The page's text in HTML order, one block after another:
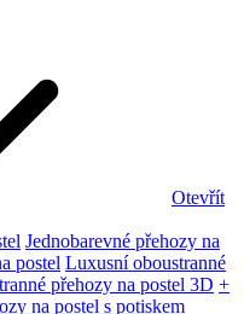
Otevřít
Jednobarevné přehozy na
postel Luxusní oboustranné
přehozy na postel 3D +
na postel s potiskem